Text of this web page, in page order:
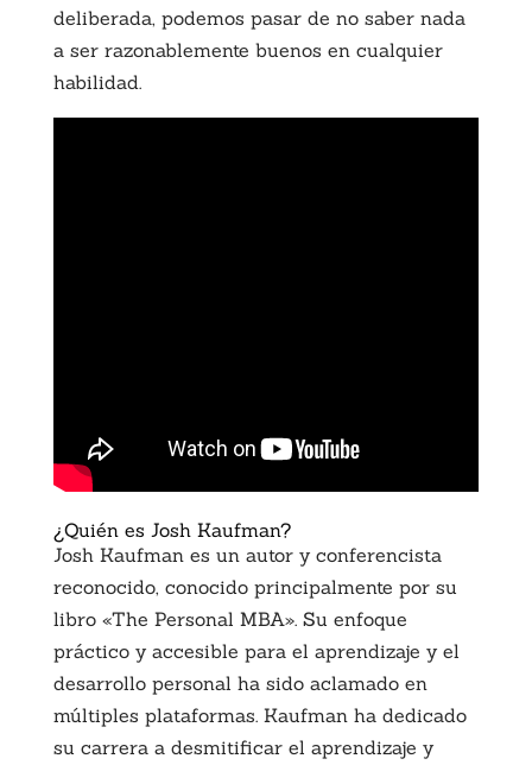
deliberada, podemos pasar de no saber nada
a ser razonablemente buenos en cualquier
habilidad.
¿Quién es Josh Kaufman?
Josh Kaufman es un autor y conferencista
reconocido, conocido principalmente por su
libro «The Personal MBA». Su enfoque
práctico y accesible para el aprendizaje y el
desarrollo personal ha sido aclamado en
múltiples plataformas. Kaufman ha dedicado
su carrera a desmitificar el aprendizaje y